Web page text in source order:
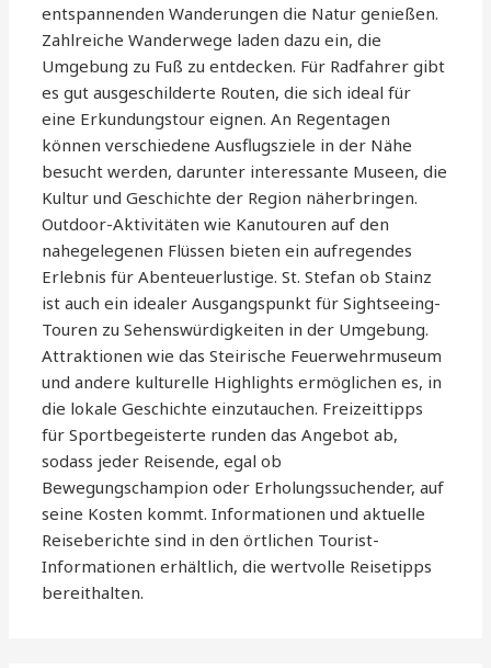
entspannenden Wanderungen die Natur genießen.
Zahlreiche Wanderwege laden dazu ein, die
Umgebung zu Fuß zu entdecken. Für Radfahrer gibt
es gut ausgeschilderte Routen, die sich ideal für
eine Erkundungstour eignen. An Regentagen
können verschiedene Ausflugsziele in der Nähe
besucht werden, darunter interessante Museen, die
Kultur und Geschichte der Region näherbringen.
Outdoor-Aktivitäten wie Kanutouren auf den
nahegelegenen Flüssen bieten ein aufregendes
Erlebnis für Abenteuerlustige. St. Stefan ob Stainz
ist auch ein idealer Ausgangspunkt für Sightseeing-
Touren zu Sehenswürdigkeiten in der Umgebung.
Attraktionen wie das Steirische Feuerwehrmuseum
und andere kulturelle Highlights ermöglichen es, in
die lokale Geschichte einzutauchen. Freizeittipps
für Sportbegeisterte runden das Angebot ab,
sodass jeder Reisende, egal ob
Bewegungschampion oder Erholungssuchender, auf
seine Kosten kommt. Informationen und aktuelle
Reiseberichte sind in den örtlichen Tourist-
Informationen erhältlich, die wertvolle Reisetipps
bereithalten.